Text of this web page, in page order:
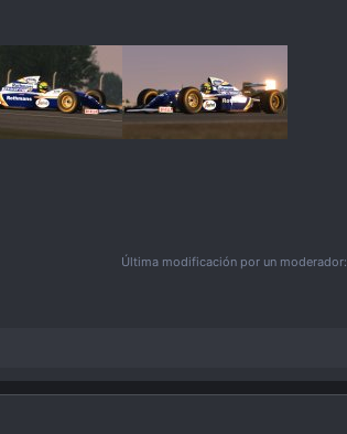
Última modificación por un moderador: